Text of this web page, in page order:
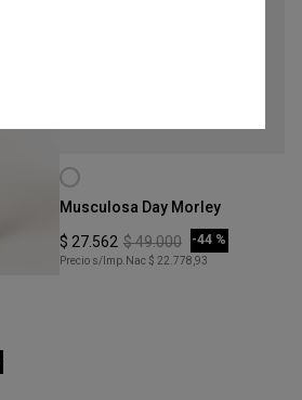
M
Musculosa Day Morley
$ 27 562 $49.000 -44 %
Precio s/Imp.Nac $ 22.778,93